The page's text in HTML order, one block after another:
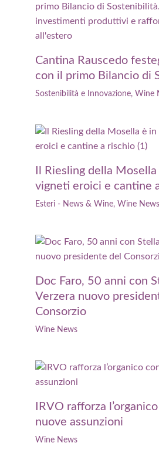
Cantina Rauscedo
con il primo Bilancio di
Sostenibilità e Innovazione, Wine
Il Riesling della
vigneti eroici e cantine
Esteri - News & Wine, Wine News
Doc Faro, 50 anni con
Verzera nuovo
Consorzio
Wine News
IRVO rafforza
nuove assunzioni
Wine News